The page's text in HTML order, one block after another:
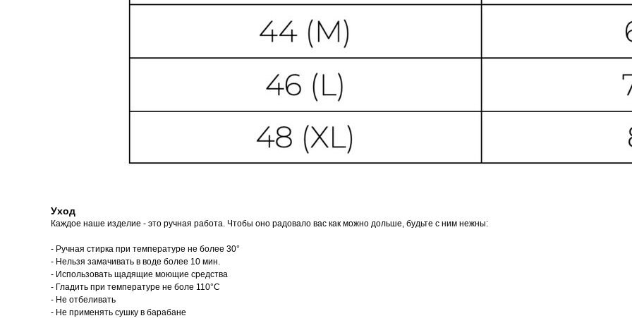
Уход
Каждое наше изделие - это ручная работа. Чтобы оно радовало вас как можно дольше, будьте с ним нежны:
- Ручная стирка при температуре не более 30°
- Нельзя замачивать в воде более 10 мин.
- Использовать щадящие моющие средства
- Гладить при температуре не боле 110°С
- Не отбеливать
- Не применять сушку в барабане